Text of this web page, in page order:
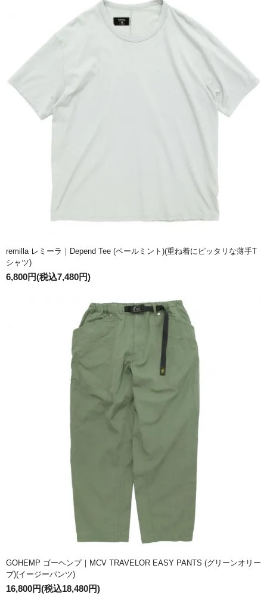
remilla レミーラ｜Depend Tee (ペールミント)(重ね着にピッタリな薄手T
シャツ)
6,800円(税込7,480円)
GOHEMP ゴーヘンプ｜MCV TRAVELOR EASY PANTS (グリーンオリー
ブ)(イージーパンツ)
16,800円(税込18,480円)